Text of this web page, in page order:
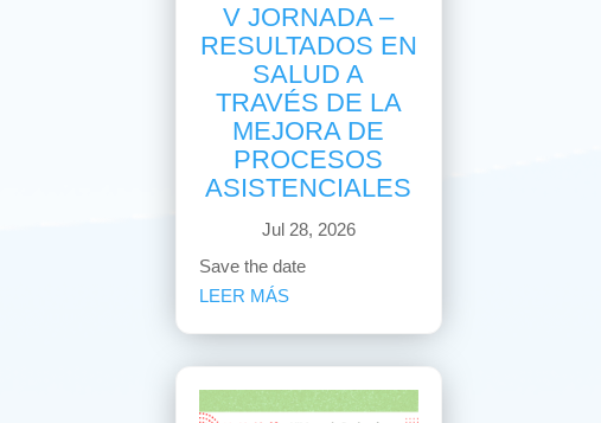
V JORNADA –
RESULTADOS EN
SALUD A
TRAVÉS DE LA
MEJORA DE
PROCESOS
ASISTENCIALES
Jul 28, 2026
Save the date
LEER MÁS